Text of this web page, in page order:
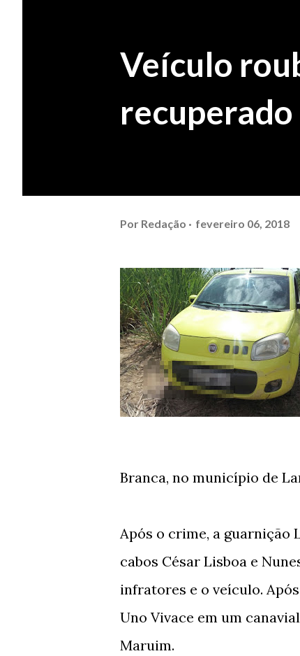
Veículo
Por Redação fevereiro 06, 2018
Branca, no município de
Após o crime, a guarnição
cabos César Lisboa e
infratores e o veículo.
Uno Vivace em um
Maruim.